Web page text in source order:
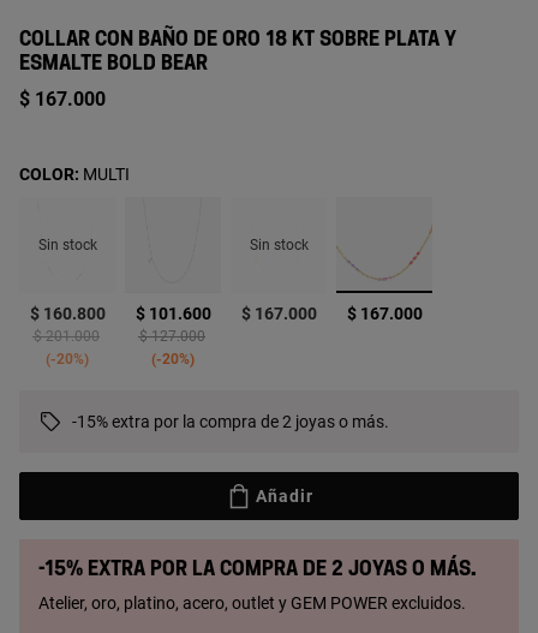
COLLAR CON BAÑO DE ORO 18 KT SOBRE PLATA Y
ESMALTE BOLD BEAR
$ 167.000
Sin stock
$ 160.800
Price reduced from
$ 201.000to
-20%
$ 101.600
Price reduced from
$ 127.000to
-20%
Sin stock
$ 167.000 seleccionado
$ 167.000
COLOR: MULTI
-15% extra por la compra de 2 joyas o más.
Añadir
-15% extra por la compra de 2 joyas o más.
Atelier, oro, platino, acero, outlet y GEM POWER excluidos.